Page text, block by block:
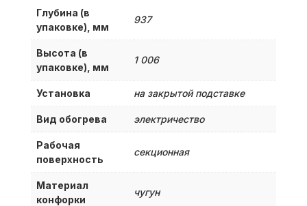
Глубина (в
упаковке), мм
937
Высота (в
упаковке), мм
1 006
Установка на закрытой подставке
Вид обогрева электричество
Рабочая
поверхность
секционная
Материал
конфорки
чугун